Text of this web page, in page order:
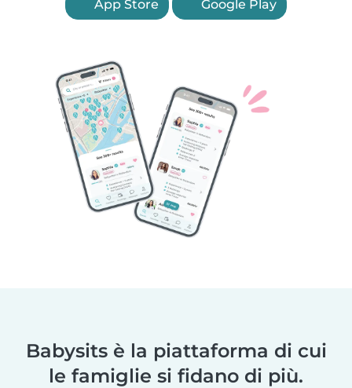
App Store Google Play
Babysits è la piattaforma di cui
le famiglie si fidano di più.